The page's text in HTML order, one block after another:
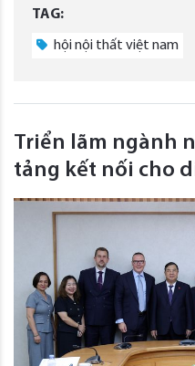
TAG:
hội nội thất việt nam
Triển lãm ngành
tảng kết nối cho